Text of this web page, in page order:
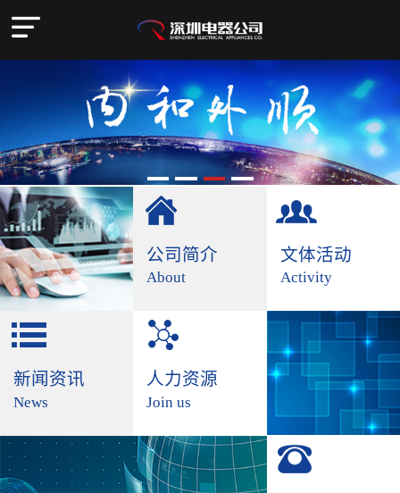
公司简介
About
文体活动
Activity
新闻资讯
News
人力资源
Join us